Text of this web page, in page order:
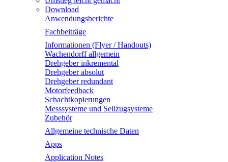
Download
Anwendungsberichte
Fachbeiträge
Informationen (Flyer / Handouts)
Wachendorff allgemein
Drehgeber inkremental
Drehgeber absolut
Drehgeber redundant
Motorfeedback
Schachtkopierungen
Messsysteme und Seilzugsysteme
Zubehör
Allgemeine technische Daten
Apps
Application Notes